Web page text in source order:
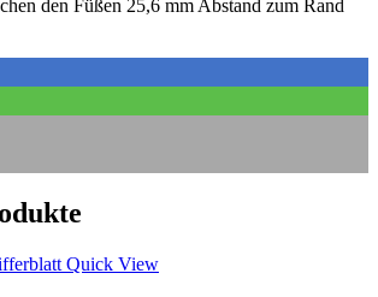
den Füßen 25,6 mm Abstand zum Rand
Quick View